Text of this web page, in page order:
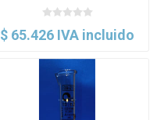
$ 65.426 IVA incluido